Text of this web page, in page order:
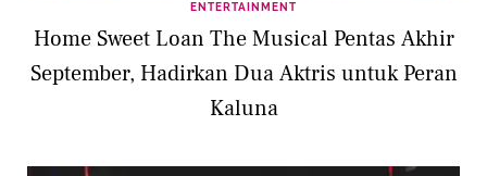
ENTERTAINMENT
Home Sweet Loan The Musical Pentas Akhir
September, Hadirkan Dua Aktris untuk Peran
Kaluna